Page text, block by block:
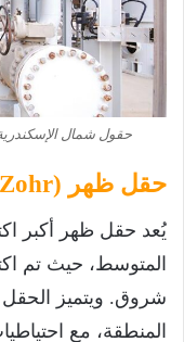
حقول شمال الإسكندرية
حقل ظهر (Zohr)
يُعد حقل ظهر أكبر
شروق. ويتميز